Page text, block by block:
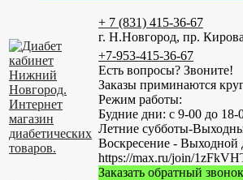
+ 7 (831) 415-36-67
г. Н.Новгород, пр.
+7-953-415-36-67
Есть вопросы? Звоните!
Заказы приминаются
Режим работы:
Будние дни: с 9-00 до 18-
Летние субботы-
Воскресение - Выходной
https://max.ru/join/
Заказать обратный звонок